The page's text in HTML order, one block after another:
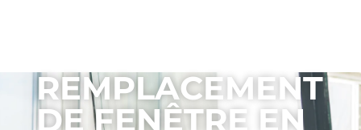
REMPLACEMENT
DE FENÊTRE EN